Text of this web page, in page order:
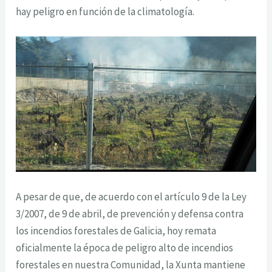
hay peligro en función de la climatología.
A pesar de que, de acuerdo con el artículo 9 de la Ley
3/2007, de 9 de abril, de prevención y defensa contra
los incendios forestales de Galicia, hoy remata
oficialmente la época de peligro alto de incendios
forestales en nuestra Comunidad, la Xunta mantiene